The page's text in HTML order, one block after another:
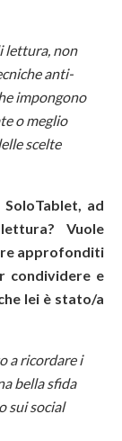
lettura, non
anti-
impongono
o meglio
scelte
ad
Vuole
approfonditi
condividere e
lei è stato/a
a ricordare i
bella sfida
sui social